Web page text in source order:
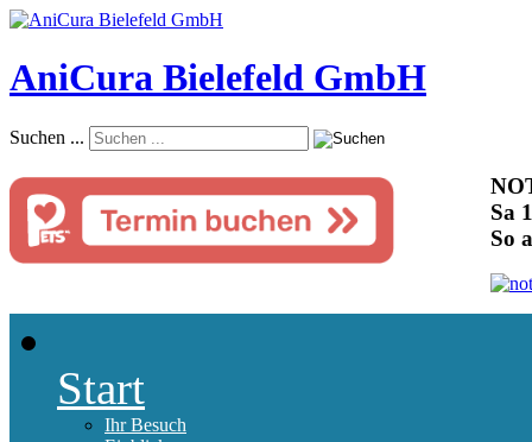
AniCura Bielefeld GmbH
Suchen ...
Sa
So
Start
Ihr Besuch